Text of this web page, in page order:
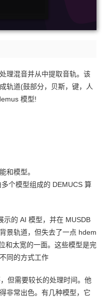
理混音并从中提取音轨。该
轨道(鼓部分，贝斯，键，人
模型!
和模型。
个模型组成的 DEMUCS 算
示的 AI 模型，并在 MUSDB
景轨道，但失去了一点 hdem
和太宽的一面。这些模型是完
同的方式工作
但需要较长的处理时间。他
非常出色。有几种模型，它